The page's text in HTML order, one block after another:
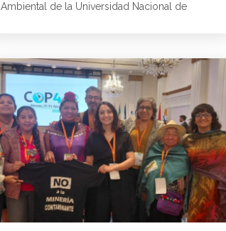
Ambiental de la Universidad Nacional de